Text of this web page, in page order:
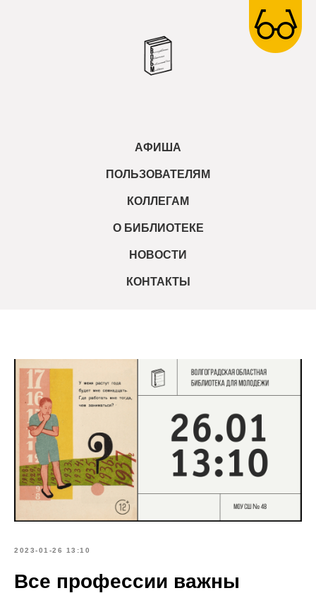
АФИША
ПОЛЬЗОВАТЕЛЯМ
КОЛЛЕГАМ
О БИБЛИОТЕКЕ
НОВОСТИ
КОНТАКТЫ
2023-01-26 13:10
Все профессии важны